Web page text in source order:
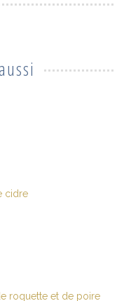
cidre
roquette et de poire